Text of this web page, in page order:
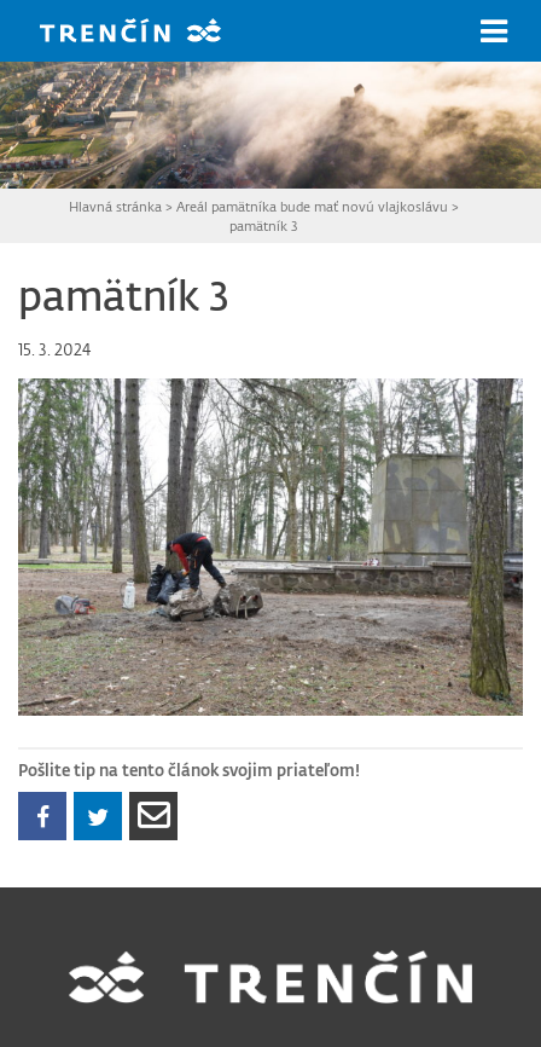
Hlavná stránka > Areál pamätníka bude mať novú vlajkoslávu >
pamätník 3
pamätník 3
15. 3. 2024
Pošlite tip na tento článok svojim priateľom!